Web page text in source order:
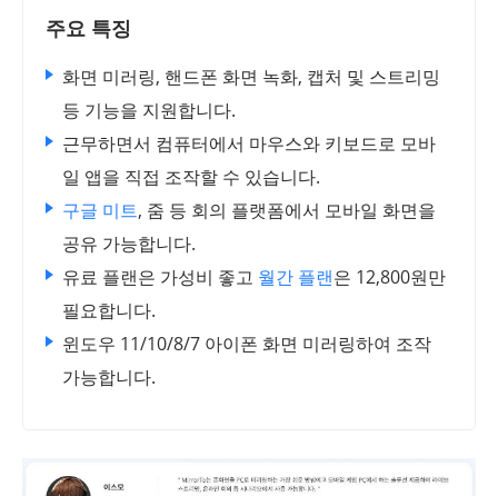
주요 특징
화면 미러링, 핸드폰 화면 녹화, 캡처 및 스트리밍
등 기능을 지원합니다.
근무하면서 컴퓨터에서 마우스와 키보드로 모바
일 앱을 직접 조작할 수 있습니다.
구글 미트, 줌 등 회의 플랫폼에서 모바일 화면을
공유 가능합니다.
유료 플랜은 가성비 좋고 월간 플랜은 12,800원만
필요합니다.
윈도우 11/10/8/7 아이폰 화면 미러링하여 조작
가능합니다.